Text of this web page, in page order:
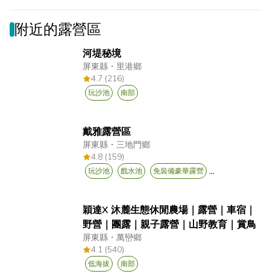
附近的露營區
河堤秘境
屏東縣 ・里港鄉
4.7 (216)
玩沙池 南部
戴雅露營區
屏東縣 ・三地門鄉
4.8 (159)
玩沙池 戲水池 免裝備豪華露營 ...
穎達X 沐麓生態休閒農場｜露營｜車宿｜
野營｜團露｜親子露營｜山野教育｜賞鳥
屏東縣 ・萬巒鄉
4.1 (540)
低海拔 南部